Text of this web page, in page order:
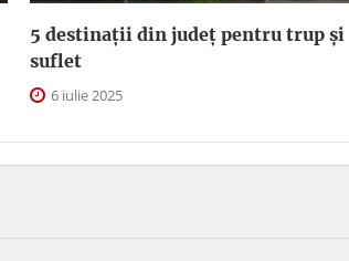
5 destinații din județ pentru trup și
suflet
6 iulie 2025